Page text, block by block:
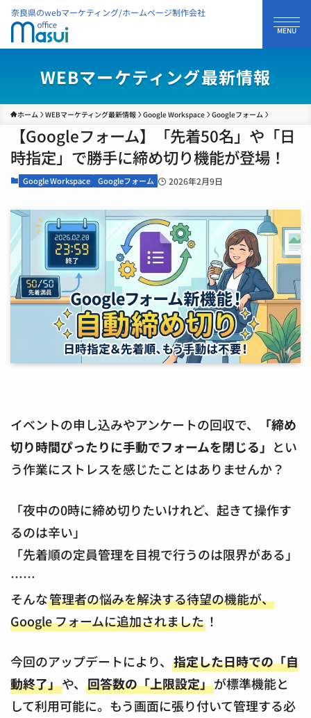
奈良県のwebマーケティング/ホームページ制作会社
WEBマーケティング最新情報
ホーム WEBマーケティング最新情報 Google Workspace Googleフォーム
【Googleフォーム】「先着50名」や「日
時指定」で勝手に締め切り機能が登場！
Google Workspace Googleフォーム 2026年2月9日
イベントの申し込みやアンケートの回収で、
「締め
切り時間ぴったりに手動でフォームを閉じる」 とい
う作業にストレスを感じたことはありませんか？
「夜中の0時に締め切りたいけれど、起きて操作す
るのは辛い」
「先着順の定員管理を目視で行うのは限界がある」
……
そんな管理者の悩みを解決する待望の機能が、
Google フォームに追加されました ！
今回のアップデートにより、 指定した日時での「自
動終了」や、 回答数の「上限設定」が標準機能と
して利用可能に。もう画面に張り付いて管理する必